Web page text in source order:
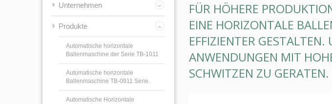
Unternehmen
Produkte
Automatische horizontale
Ballenmaschine der Serie TB-1011
Automatische horizontale
Ballenmaschine TB-0911 Serie.
Automatische Horizontale
FÜR HÖHERE
EINE HORIZONTALE
EFFIZIENTER
ANWENDUNGEN MIT
SCHWITZEN ZU GERATEN.